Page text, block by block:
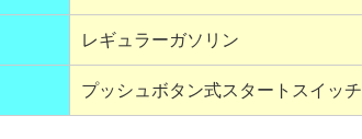
レギュラーガソリン
プッシュボタン式スタートスイッチ